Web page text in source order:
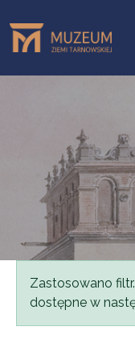
Komunikat
Zastosowano
dostępne w